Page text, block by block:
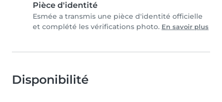
Pièce d'identité
Esmée a transmis une pièce d'identité officielle
et complété les vérifications photo. En savoir plus
Disponibilité